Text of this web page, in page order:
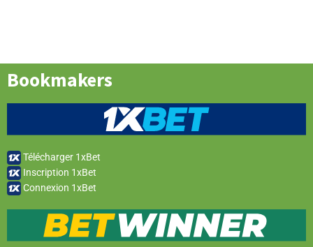
Bookmakers
Télécharger 1xBet
Inscription 1xBet
Connexion 1xBet